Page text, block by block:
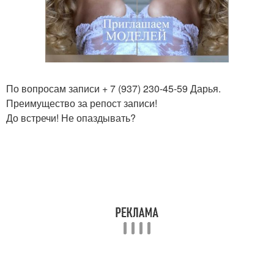
По вопросам записи + 7 (937) 230-45-59 Дарья.
Преимущество за репост записи!
До встречи! Не опаздывать?